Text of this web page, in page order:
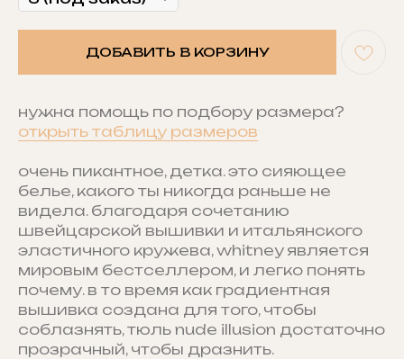
ДОБАВИТЬ В КОРЗИНУ
нужна помощь по подбору размера?
открыть таблицу размеров
очень пикантное, детка. это сияющее
белье, какого ты никогда раньше не
видела. благодаря сочетанию
швейцарской вышивки и итальянского
эластичного кружева, whitney является
мировым бестселлером, и легко понять
почему. в то время как градиентная
вышивка создана для того, чтобы
соблазнять, тюль nude illusion достаточно
прозрачный, чтобы дразнить.